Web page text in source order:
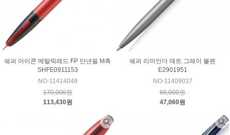
쉐퍼 아이콘 메탈릭레드 FP 만년필 M촉
SHFE0911153
NO-11414048
170,000원
113,430원
쉐퍼 리마인더 매트 그레이 볼펜
E2901951
NO-11409037
65,000원
47,060원